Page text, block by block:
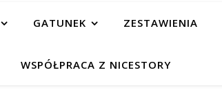
GATUNEK ZESTAWIENIA
WSPÓŁPRACA Z NICESTORY